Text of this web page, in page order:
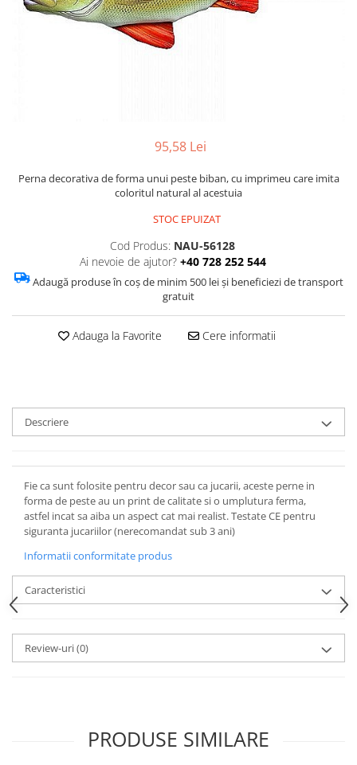
Barci, vapoare, ambarcatiuni
95,58 Lei
Perna decorativa de forma unui peste biban, cu imprimeu care imita
coloritul natural al acestuia
STOC EPUIZAT
Cod Produs: NAU-56128
Ai nevoie de ajutor? +40 728 252 544
Adaugă produse în coș de minim 500 lei și beneficiezi de transport
gratuit
Adauga la Favorite Cere informatii
Descriere
Fie ca sunt folosite pentru decor sau ca jucarii, aceste perne in
forma de peste au un print de calitate si o umplutura ferma,
astfel incat sa aiba un aspect cat mai realist. Testate CE pentru
siguranta jucariilor (nerecomandat sub 3 ani)
Informatii conformitate produs
Caracteristici
Review-uri(0)
PRODUSE SIMILARE